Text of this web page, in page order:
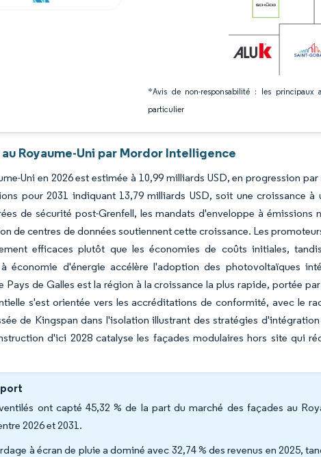
*Avis de non-responsabilité : les principaux
particulier
Royaume-Uni par Mordor Intelligence
Uni en 2026 est estimée à 10,99 milliards USD, en progression
pour 2031 indiquant 13,79 milliards USD, soit une croissance à
de sécurité post-Grenfell, les mandats d'enveloppe à émissions
de centres de données soutiennent cette croissance. Les
efficaces plutôt que les économies de coûts initiales,
économie d'énergie accélère l'adoption des photovoltaïques
Pays de Galles est la région à la croissance la plus rapide, portée
s'est orientée vers les accréditations de conformité, avec le
de Kingspan dans l'isolation illustrant des stratégies
d'ici 2028 catalyse les façades modulaires hors site qui
ont capté 45,32 % de la part du marché des façades au
2026 et 2031.
à écran de pluie a dominé avec 32,74 % des revenus en 2025,